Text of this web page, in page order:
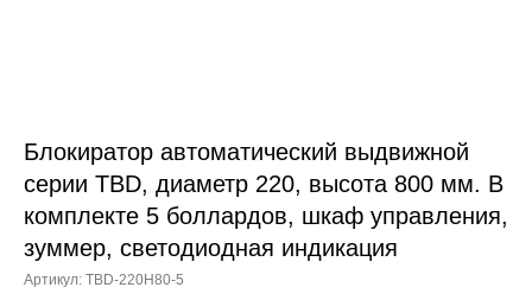
Блокиратор автоматический выдвижной
серии TBD, диаметр 220, высота 800 мм. В
комплекте 5 боллардов, шкаф управления,
зуммер, светодиодная индикация
Артикул: TBD-220H80-5